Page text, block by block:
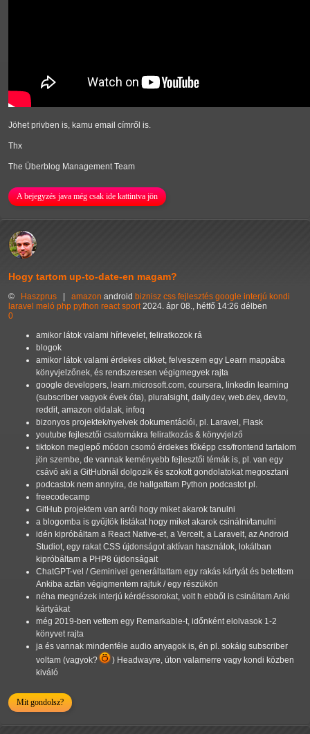
Jöhet privben is, kamu email címről is.
Thx
The Überblog Management Team
A bejegyzés java még csak ide kattintva jön
Hogy tartom up-to-date-en magam?
© Haszprus amazon android biznisz css fejlesztés google interjú kondi
laravel meló php python react sport 2024. ápr 08., hétfő 14:26 délben
0
amikor látok valami hírlevelet, feliratkozok rá
blogok
amikor látok valami érdekes cikket, felveszem egy Learn mappába
könyvjelzőnek, és rendszeresen végigmegyek rajta
google developers, learn.microsoft.com, coursera, linkedin learning
(subscriber vagyok évek óta), pluralsight, daily.dev, web.dev, dev.to,
reddit, amazon oldalak, infoq
bizonyos projektek/nyelvek dokumentációi, pl. Laravel, Flask
youtube fejlesztői csatornákra feliratkozás & könyvjelző
tiktokon meglepő módon csomó érdekes főképp css/frontend tartalom
jön szembe, de vannak keményebb fejlesztői témák is, pl. van egy
csávó aki a GitHubnál dolgozik és szokott gondolatokat megosztani
podcastok nem annyira, de hallgattam Python podcastot pl.
freecodecamp
GitHub projektem van arról hogy miket akarok tanulni
a blogomba is gyűjtök listákat hogy miket akarok csinálni/tanulni
idén kipróbáltam a React Native-et, a Vercelt, a Laravelt, az Android
Studiot, egy rakat CSS újdonságot aktívan használok, lokálban
kipróbáltam a PHP8 újdonságait
ChatGPT-vel / Geminivel generáltattam egy rakás kártyát és betettem
Ankiba aztán végigmentem rajtuk / egy részükön
néha megnézek interjú kérdéssorokat, volt h ebből is csináltam Anki
kártyákat
még 2019-ben vettem egy Remarkable-t, időnként elolvasok 1-2
könyvet rajta
ja és vannak mindenféle audio anyagok is, én pl. sokáig subscriber
voltam (vagyok?
) Headwayre, úton valamerre vagy kondi közben
kiváló
Mit gondolsz?